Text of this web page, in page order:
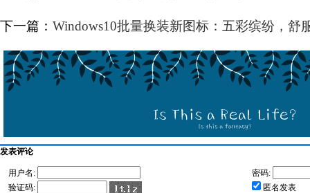
下一篇： Windows10批量换装新图标：五彩缤纷，舒
发表评论
用户名:
密码:
验证码:
匿名发表